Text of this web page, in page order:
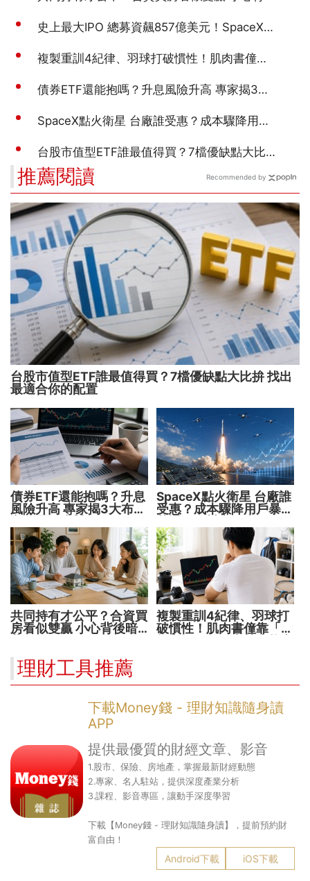
推薦閱讀
台股市值型ETF誰最值得買？7檔優缺點大比拚 找出
最適合你的配置
債券ETF還能抱嗎？升息
風險升高 專家揭3大布局
SpaceX點火衛星 台廠誰
受惠？成本驟降用戶暴增
共同持有才公平？合資買
房看似雙贏 小心背後暗
複製重訓4紀律、羽球打
破慣性！肌肉書僮靠「動
Recommended by
理財工具推薦
下載Money錢 - 理財知識隨身讀
APP
提供最優質的財經文章、影音
1.股市、保險、房地產，掌握最新財經動態
2.專家、名人駐站，提供深度產業分析
3.課程、影音專區，讓動手深度學習
下載【Money錢 - 理財知識隨身讀】，提前預約財
富自由！
Android下載 iOS下載